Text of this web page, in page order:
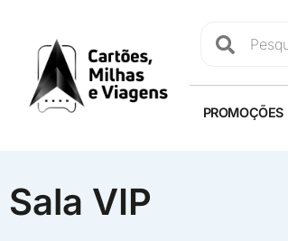
PROMOÇÕES
Sala VIP